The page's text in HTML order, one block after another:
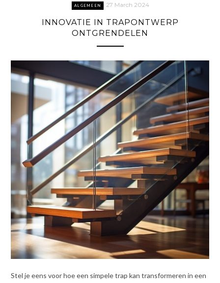
ALGEMEEN 27 March 2024
INNOVATIE IN TRAPONTWERP
ONTGRENDELEN
Stel je eens voor hoe een simpele trap kan transformeren in een